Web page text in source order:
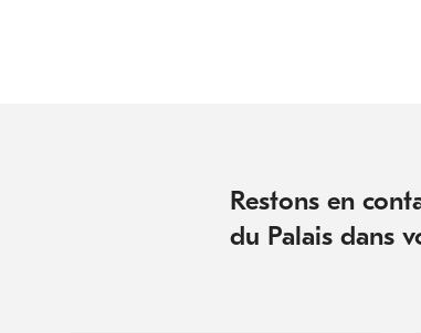
Restons en
du Palais dans